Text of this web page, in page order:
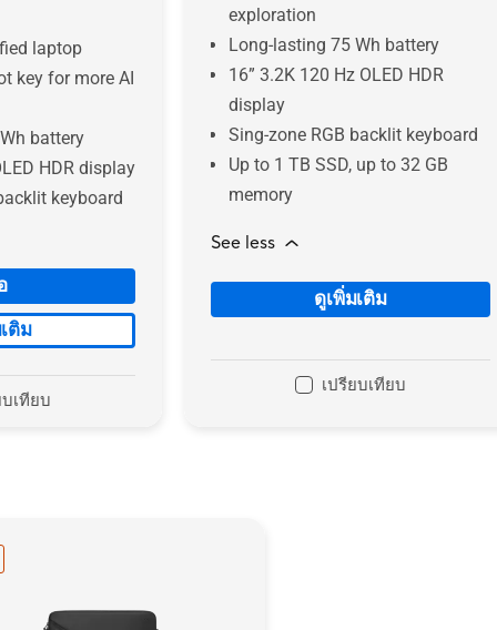
laptop
key for more AI
battery
HDR display
keyboard
ติม
เทียบ
exploration
Long-lasting 75 Wh battery
16” 3.2K 120 Hz OLED HDR
display
Sing-zone RGB backlit keyboard
Up to 1 TB SSD, up to 32 GB
memory
See less
ดูเพิ่มเติม
เปรียบเทียบ